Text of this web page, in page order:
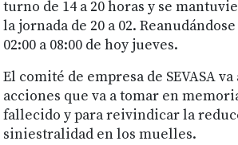
turno de 14 a 20 horas y se
la jornada de 20 a 02.
02:00 a 08:00 de hoy jueves.
El comité de empresa de SEVASA
acciones que va a tomar en
fallecido y para reivindicar la
siniestralidad en los muelles.